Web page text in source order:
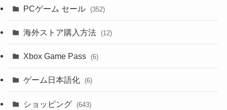
PCゲーム セール (352)
海外ストア購入方法 (12)
Xbox Game Pass (6)
ゲーム日本語化 (6)
ショッピング (643)